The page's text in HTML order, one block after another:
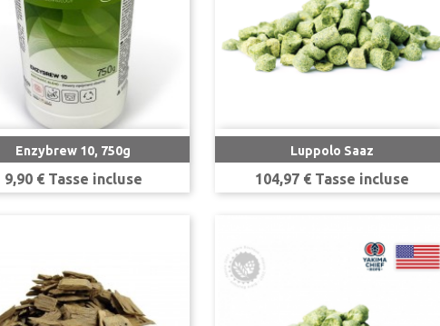
Enzybrew 10, 750g
Prezzo
9,90 € Tasse incluse
Anteprima Luppolo Saaz
Prezzo
104,97 € Tasse incluse
Anteprima